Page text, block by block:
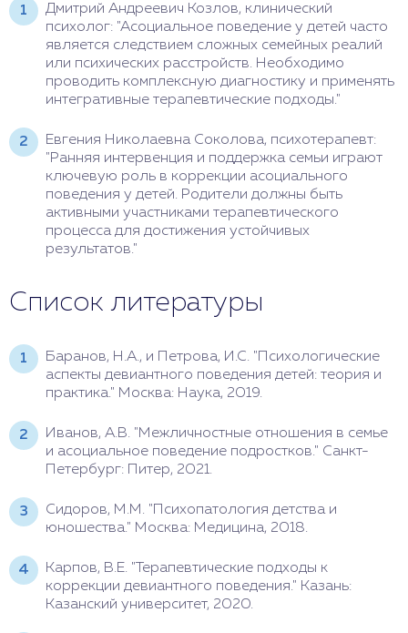
Дмитрий Андреевич Козлов, клинический
психолог: "Асоциальное поведение у детей часто
является следствием сложных семейных реалий
или психических расстройств. Необходимо
проводить комплексную диагностику и применять
интегративные терапевтические подходы."
Евгения Николаевна Соколова, психотерапевт:
"Ранняя интервенция и поддержка семьи играют
ключевую роль в коррекции асоциального
поведения у детей. Родители должны быть
активными участниками терапевтического
процесса для достижения устойчивых
результатов."
Список литературы
Баранов, Н.А., и Петрова, И.С. "Психологические
аспекты девиантного поведения детей: теория и
практика." Москва: Наука, 2019.
Иванов, А.В. "Межличностные отношения в семье
и асоциальное поведение подростков." Санкт-
Петербург: Питер, 2021.
Сидоров, М.М. "Психопатология детства и
юношества." Москва: Медицина, 2018.
Карпов, В.Е. "Терапевтические подходы к
коррекции девиантного поведения." Казань:
Казанский университет, 2020.